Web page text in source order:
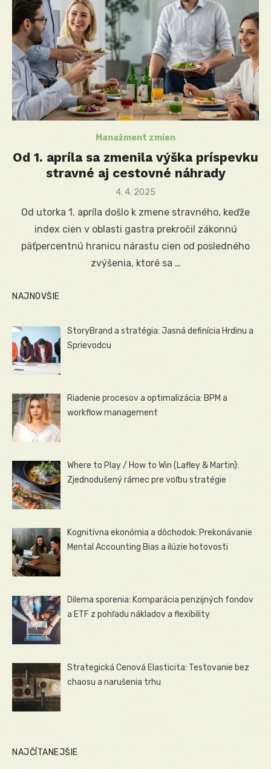
Manažment zmien
Od 1. apríla sa zmenila výška príspevku
stravné aj cestovné náhrady
Posted
4. 4. 2025
Od utorka 1. apríla došlo k zmene stravného, keďže
index cien v oblasti gastra prekročil zákonnú
päťpercentnú hranicu nárastu cien od posledného
zvýšenia, ktoré sa …
NAJNOVŠIE
StoryBrand a stratégia: Jasná definícia Hrdinu a
Sprievodcu
Riadenie procesov a optimalizácia: BPM a
workflow management
Where to Play / How to Win (Lafley & Martin):
Zjednodušený rámec pre voľbu stratégie
Kognitívna ekonómia a dôchodok: Prekonávanie
Mental Accounting Bias a ilúzie hotovosti
Dilema sporenia: Komparácia penzijných fondov
a ETF z pohľadu nákladov a flexibility
Strategická Cenová Elasticita: Testovanie bez
chaosu a narušenia trhu
NAJČÍTANEJŠIE